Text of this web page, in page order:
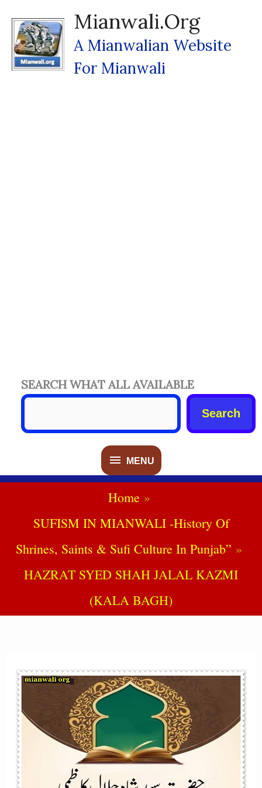
Content
Mianwali.org
A Mianwalian Website
For Mianwali
MENU
MENU
SEARCH WHAT ALL AVAILABLE
Search
Home
SUFISM IN MIANWALI -History Of
Shrines, Saints & Sufi Culture In Punjab”
HAZRAT SYED SHAH JALAL KAZMI
(KALA BAGH)